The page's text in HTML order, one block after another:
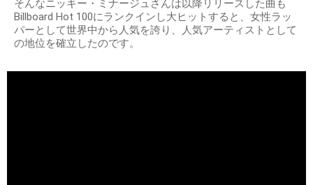
そんなニッキー・ミナージュさんは以降リリースした曲も
Billboard Hot 100にランクインし大ヒットすると、女性ラッ
パーとして世界中から人気を誇り、人気アーティストとして
の地位を確立したのです。